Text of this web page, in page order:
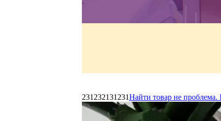
231232131231Найти товар не проблема.